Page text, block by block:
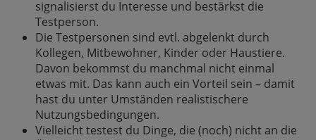
signalisierst du Interesse und bestärkst die
Testperson.
Die Testpersonen sind evtl. abgelenkt durch
Kollegen, Mitbewohner, Kinder oder Haustiere.
Davon bekommst du manchmal nicht einmal
etwas mit. Das kann auch ein Vorteil sein – damit
hast du unter Umständen realistischere
Nutzungsbedingungen.
Vielleicht testest du Dinge, die (noch) nicht an die